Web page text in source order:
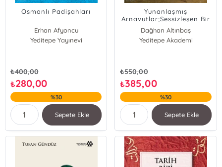
Osmanlı Padişahları
Erhan Afyoncu
Yeditepe Yayınevi
₺400,00
₺280,00
%30
Sepete Ekle
Yunanlaşmış
Arnavutlar;Sessizleşen Bir
Kimlik
Dağhan Altınbaş
Yeditepe Akademi
₺550,00
₺385,00
%30
Sepete Ekle